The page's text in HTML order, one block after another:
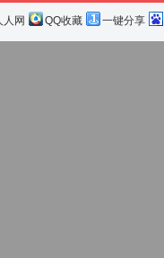
人网 QQ收藏 一键分享